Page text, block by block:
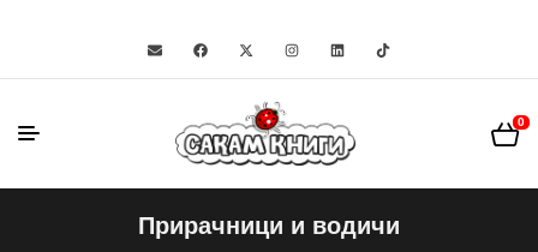
0
Прирачници и водичи